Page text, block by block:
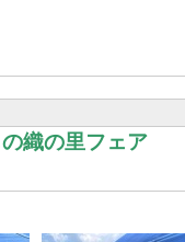
織の里フェア